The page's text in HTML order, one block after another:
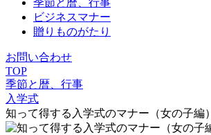
季節と暦、行事
ビジネスマナー
贈りものがたり
お問い合わせ
TOP
季節と暦、行事
入学式
知って得する入学式のマナー（女の子編）